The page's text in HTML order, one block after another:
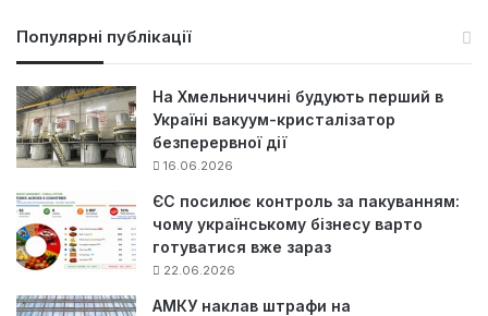
Популярні публікації
На Хмельниччині будують перший в
Україні вакуум-кристалізатор
безперервної дії
16.06.2026
ЄС посилює контроль за пакуванням:
чому українському бізнесу варто
готуватися вже зараз
22.06.2026
АМКУ наклав штрафи на